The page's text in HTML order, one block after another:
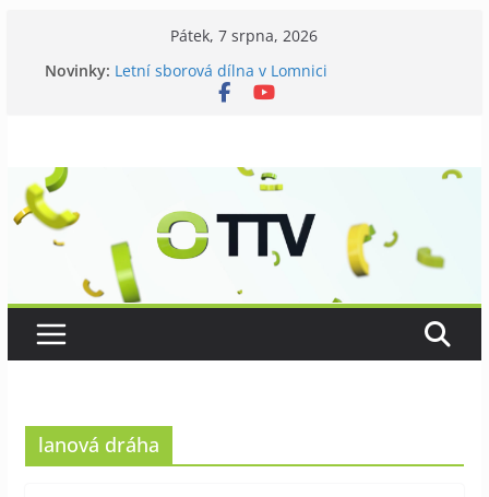
Pátek, 7 srpna, 2026
Novinky: Letní sborová dílna v Lomnici
Chovatelé si připomněli 120 let své existence
lanová dráha